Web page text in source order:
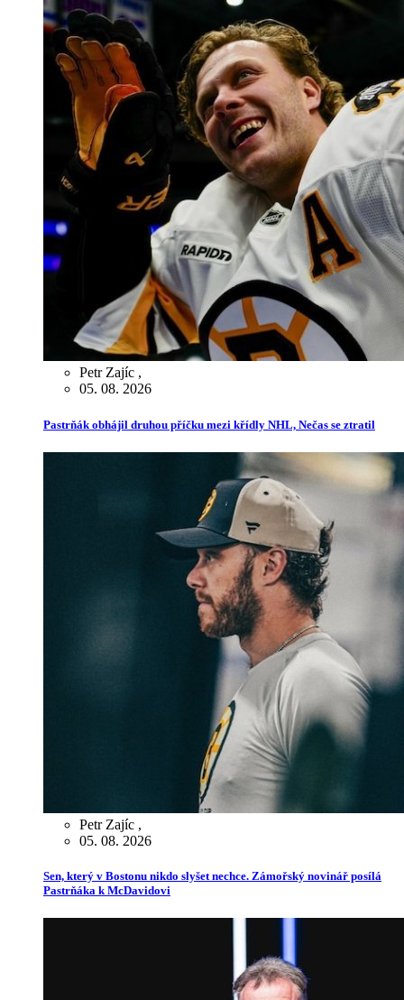
Petr Zajíc ,
05. 08. 2026
Pastrňák obhájil druhou příčku mezi křídly NHL, Nečas se ztratil
Petr Zajíc ,
05. 08. 2026
Sen, který v Bostonu nikdo slyšet nechce. Zámořský novinář posílá
Pastrňáka k McDavidovi